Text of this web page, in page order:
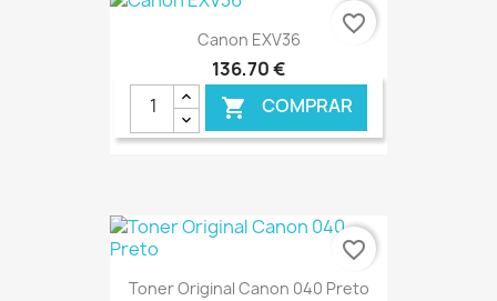
€ ONLINE
Canon EXV36
136,70 €
 COMPRAR
€ ONLINE
favorite_border
Toner Original Canon 040 Preto
favorite_border